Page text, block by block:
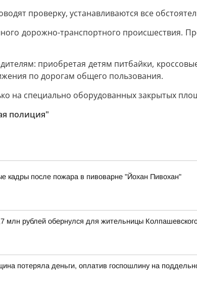
проверку, устанавливаются все
дорожно-транспортного происшествия.
приобретая детям питбайки,
по дорогам общего пользования.
на специально оборудованных закрытых
полиция"
кадры после пожара в пивоварне "Йохан Пивохан"
млн рублей обернулся для жительницы
потеряла деньги, оплатив госпошлину на